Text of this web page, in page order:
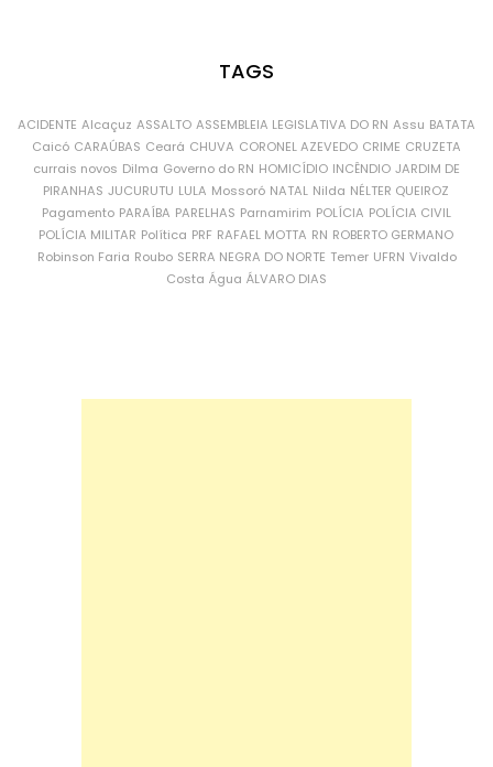
TAGS
ACIDENTE Alcaçuz ASSALTO ASSEMBLEIA LEGISLATIVA DO RN Assu BATATA
Caicó CARAÚBAS Ceará CHUVA CORONEL AZEVEDO CRIME CRUZETA
currais novos Dilma Governo do RN HOMICÍDIO INCÊNDIO JARDIM DE
PIRANHAS JUCURUTU LULA Mossoró NATAL Nilda NÉLTER QUEIROZ
Pagamento PARAÍBA PARELHAS Parnamirim POLÍCIA POLÍCIA CIVIL
POLÍCIA MILITAR Política PRF RAFAEL MOTTA RN ROBERTO GERMANO
Robinson Faria Roubo SERRA NEGRA DO NORTE Temer UFRN Vivaldo
Costa Água ÁLVARO DIAS